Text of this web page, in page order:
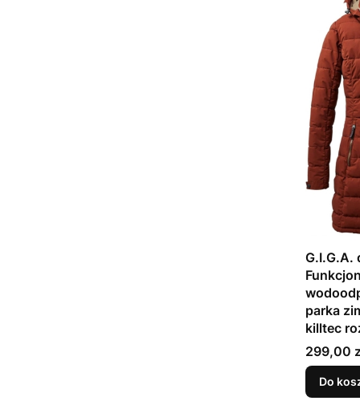
G.I.G.A.
parka
killtec
Cena
299,00
Do